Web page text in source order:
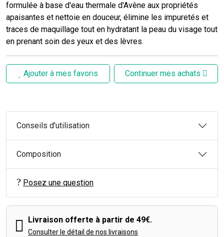
formulée à base d'eau thermale d'Avène aux propriétés
apaisantes et nettoie en douceur, élimine les impuretés et
traces de maquillage tout en hydratant la peau du visage tout
en prenant soin des yeux et des lèvres.
Ajouter à mes favoris Continuer mes achats
Conseils d'utilisation
Composition
Posez une question
Livraison offerte à partir de 49€.
Consulter le détail de nos livraisons